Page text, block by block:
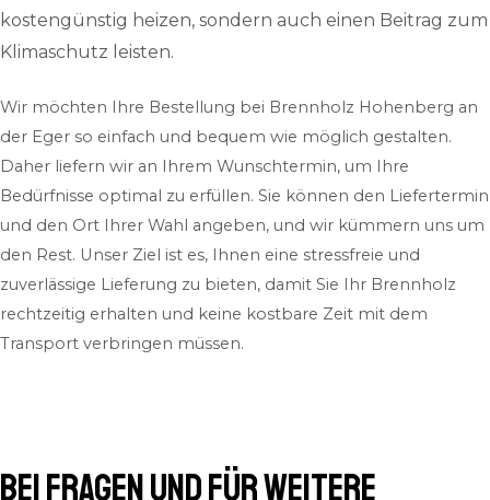
kostengünstig heizen, sondern auch einen Beitrag zum
Klimaschutz leisten.
Wir möchten Ihre Bestellung bei Brennholz Hohenberg an
der Eger so einfach und bequem wie möglich gestalten.
Daher liefern wir an Ihrem Wunschtermin, um Ihre
Bedürfnisse optimal zu erfüllen. Sie können den Liefertermin
und den Ort Ihrer Wahl angeben, und wir kümmern uns um
den Rest. Unser Ziel ist es, Ihnen eine stressfreie und
zuverlässige Lieferung zu bieten, damit Sie Ihr Brennholz
rechtzeitig erhalten und keine kostbare Zeit mit dem
Transport verbringen müssen.
Bei Fragen und für weitere